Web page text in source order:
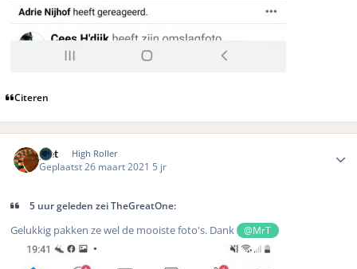
Citeren
piet High Roller
Geplaatst 26 maart 2021 5 jr
5 uur geleden zei TheGreatOne:
Gelukkig pakken ze wel de mooiste foto's. Dank @MrT